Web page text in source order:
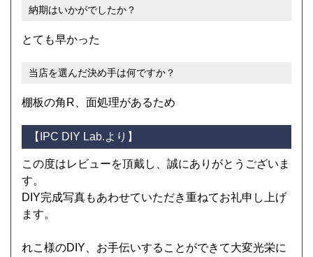
納期はいかがでしたか？
とても早かった
当店を選んだ決め手は何ですか？
棚板の角R、面処理があるため
【IPC DIY Lab.より】
この度はレビューを頂戴し、誠にありがとうございま
す。
DIY完成写真もあわせていただき重ねてお礼申し上げ
ます。
れこ様のDIY、お手伝いすることができて大変光栄に